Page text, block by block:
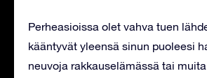
Perheasioissa olet vahva tuen
kääntyvät yleensä sinun puoleesi
neuvoja rakkauselämässä tai